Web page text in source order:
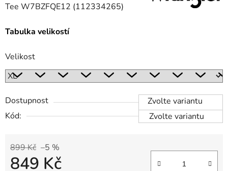
Tee W7BZFQE12 (112334265)
Tabulka velikostí
Velikost
Dostupnost
Zvolte variantu
Kód:
Zvolte variantu
899 Kč –5 %
849 Kč